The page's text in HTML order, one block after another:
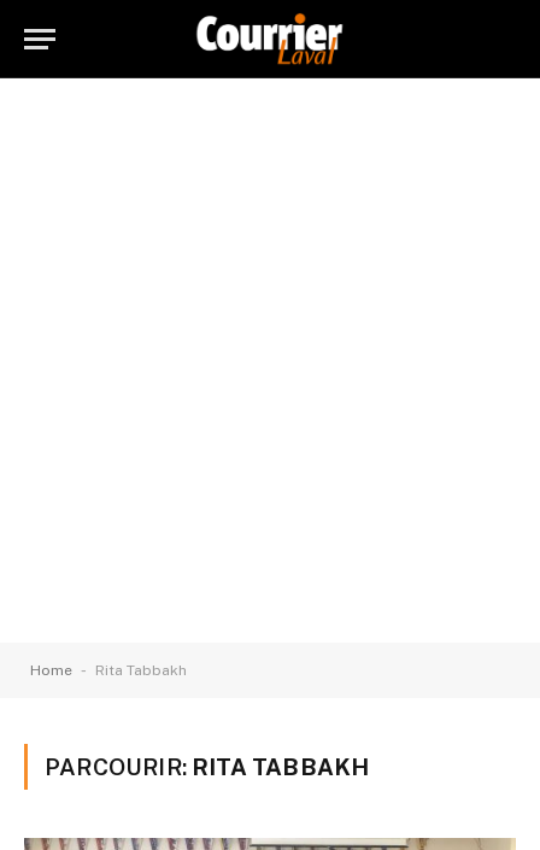
Home - Rita Tabbakh
PARCOURIR: RITA TABBAKH